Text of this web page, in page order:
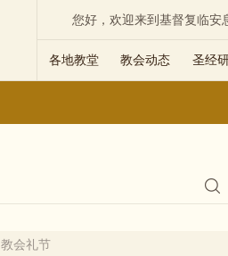
您好，欢迎来到基督复临安
各地教堂 教会动态 圣经
教会礼节